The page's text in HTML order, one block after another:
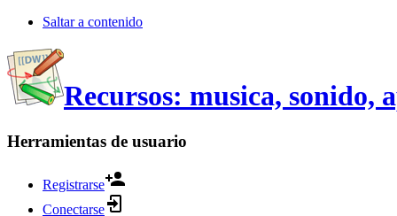
Saltar a contenido
Recursos: musica, sonido,
Herramientas de usuario
Registrarse
Conectarse